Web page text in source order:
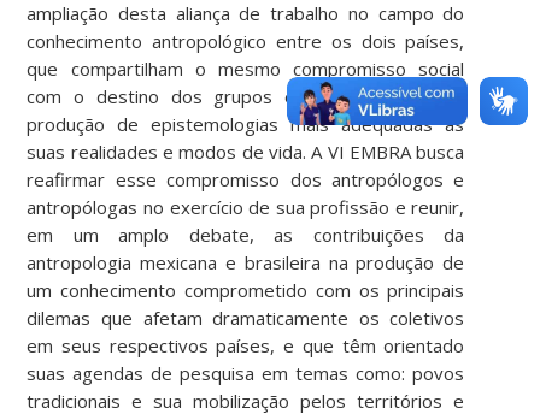
ampliação desta aliança de trabalho no campo do
conhecimento antropológico entre os dois países,
que compartilham o mesmo compromisso social
com o destino dos grupos estudados e com a
produção de epistemologias mais adequadas às
suas realidades e modos de vida. A VI EMBRA busca
reafirmar esse compromisso dos antropólogos e
antropólogas no exercício de sua profissão e reunir,
em um amplo debate, as contribuições da
antropologia mexicana e brasileira na produção de
um conhecimento comprometido com os principais
dilemas que afetam dramaticamente os coletivos
em seus respectivos países, e que têm orientado
suas agendas de pesquisa em temas como: povos
tradicionais e sua mobilização pelos territórios e